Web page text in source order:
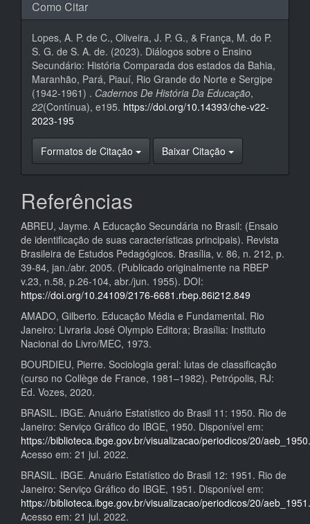
Como Citar
Lopes, A. P. de C., Oliveira, J. P. G., & França, M. do P.
S. G. de S. A. de. (2023). Diálogos sobre o Ensino
Secundário: História Comparada dos estados da Bahia,
Maranhão, Pará, Piauí, Rio Grande do Norte e Sergipe
(1942-1961) . Cadernos De História Da Educação,
22(Contínua), e195. https://doi.org/10.14393/che-v22-
2023-195
Formatos de Citação Baixar Citação
Referências
ABREU, Jayme. A Educação Secundária no Brasil: (Ensaio
de identificação de suas características principais). Revista
Brasileira de Estudos Pedagógicos. Brasília, v. 86, n. 212, p.
39-84, jan./abr. 2005. (Publicado originalmente na RBEP
v.23, n.58, p.26-104, abr./jun. 1955). DOI:
https://doi.org/10.24109/2176-6681.rbep.86i212.849
AMADO, Gilberto. Educação Média e Fundamental. Rio
Janeiro: Livraria José Olympio Editora; Brasília: Instituto
Nacional do Livro/MEC, 1973.
BOURDIEU, Pierre. Sociologia geral: lutas de classificação
(curso no Collège de France, 1981–1982). Petrópolis, RJ:
Ed. Vozes, 2020.
BRASIL. IBGE. Anuário Estatístico do Brasil 11: 1950. Rio de
Janeiro: Serviço Gráfico do IBGE, 1950. Disponível em:
https://biblioteca.ibge.gov.br/visualizacao/periodicos/20/
Acesso em: 21 jul. 2022.
BRASIL. IBGE. Anuário Estatístico do Brasil 12: 1951. Rio de
Janeiro: Serviço Gráfico do IBGE, 1951. Disponível em:
https://biblioteca.ibge.gov.br/visualizacao/periodicos/20/
Acesso em: 21 jul. 2022.